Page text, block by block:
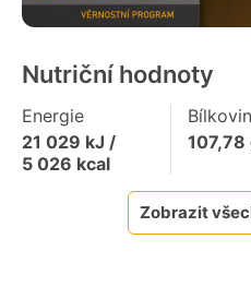
Nutriční hodnoty
Energie
21 029 kJ /
5 026 kcal
107,78
Zobrazit